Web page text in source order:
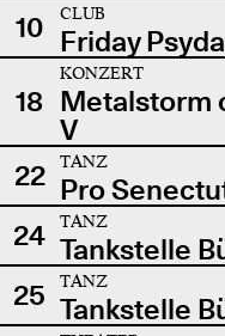
10
CLUB
Friday
18
KONZERT
Metalstorm
V
22
TANZ
Pro
24
TANZ
Tankstelle
25
TANZ
Tankstelle